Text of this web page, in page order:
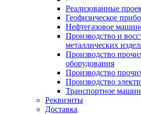
Реализованные
Геофизическое
Нефтегазовое
Производство и
металлических
Производство
оборудования
Производство
Производство
Транспортное
Реквизиты
Доставка